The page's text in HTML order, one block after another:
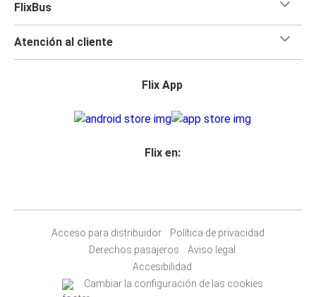
FlixBus
Atención al cliente
Flix App
Flix en:
Acceso para distribuidor
Política de privacidad
Derechos pasajeros
Aviso legal
Accesibilidad
Cambiar la configuración de las cookies